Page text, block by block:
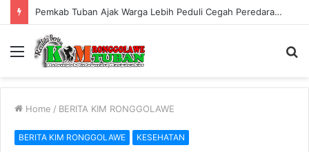
Pemkab Tuban Ajak Warga Lebih Peduli Cegah Peredaran Rokok Ilegal
Menu
Home / BERITA KIM RONGGOLAWE
BERITA KIM RONGGOLAWE KESEHATAN